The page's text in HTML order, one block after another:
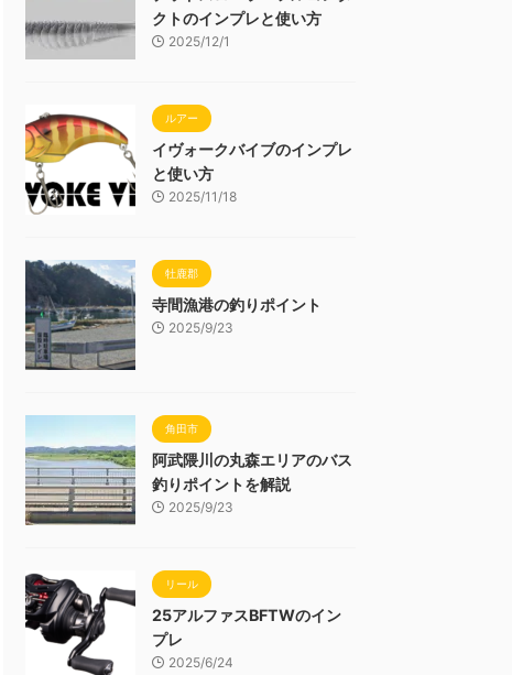
クトのインプレと使い方
2025/12/1
ルアー
イヴォークバイブのインプレ
と使い方
2025/11/18
牡鹿郡
寺間漁港の釣りポイント
2025/9/23
角田市
阿武隈川の丸森エリアのバス
釣りポイントを解説
2025/9/23
リール
25アルファスBFTWのイン
プレ
2025/6/24